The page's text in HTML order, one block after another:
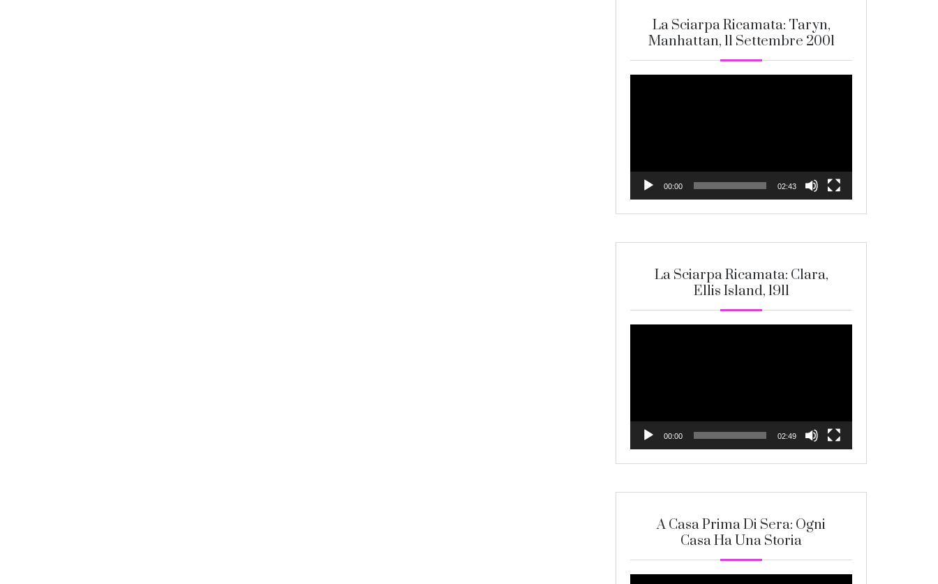
La Sciarpa Ricamata: Taryn,
Manhattan, 11 Settembre 2001
00:00 02:43
La Sciarpa Ricamata: Clara,
Ellis Island, 1911
00:00 02:49
A Casa Prima Di Sera: Ogni
Casa Ha Una Storia